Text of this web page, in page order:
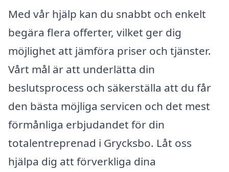
Med vår hjälp kan du snabbt och enkelt
begära flera offerter, vilket ger dig
möjlighet att jämföra priser och tjänster.
Vårt mål är att underlätta din
beslutsprocess och säkerställa att du får
den bästa möjliga servicen och det mest
förmånliga erbjudandet för din
totalentreprenad i Grycksbo. Låt oss
hjälpa dig att förverkliga dina